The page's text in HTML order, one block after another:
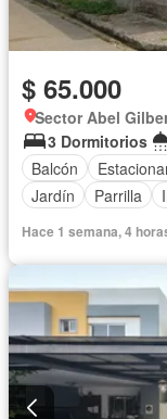
$ 65.000
Sector Abel
3 Dormitorios
Balcón
Jardín
Parrilla
Hace 1 semana, 4